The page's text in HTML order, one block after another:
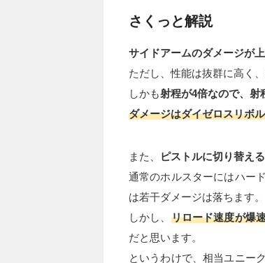
さくっと解説
サイドアームのダメージが
ただし、性能は抜群に高く
しかも射程が4倍なので、射
ダメージはダイゼロスリボ
また、 ピストルに切り替え
通常のホルスターにはハー
は若干ダメージは落ちます。
しかし、 リロード速度が爆
だと思います。
というわけで、相当ユニー